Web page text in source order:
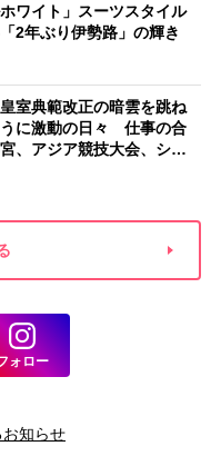
ワイト」スーツスタイル
2年ぶり伊勢路」の輝き
室典範改正の暗雲を跳ね
に激動の日々 仕事の合
、アジア競技大会、シン
ケジュールはびっしり
ォロー
知らせ